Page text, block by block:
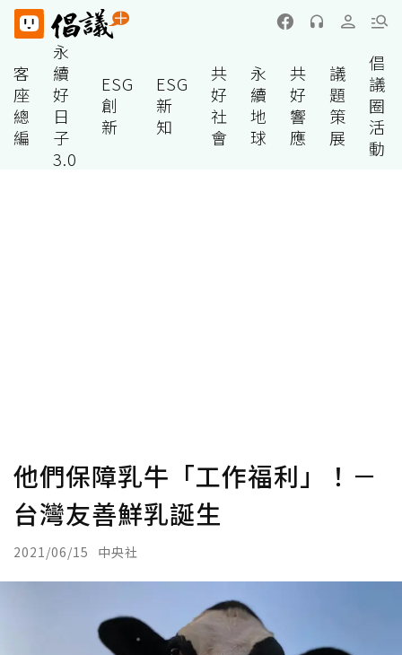
客
座
總
編
永
續
好
日
子
3.0
ESG
創
新
ESG
新
知
共
好
社
會
永
續
地
球
共
好
響
應
議
題
策
展
倡
議
圈
活
動
他們保障乳牛「工作福利」！－
台灣友善鮮乳誕生
2021/06/15 中央社